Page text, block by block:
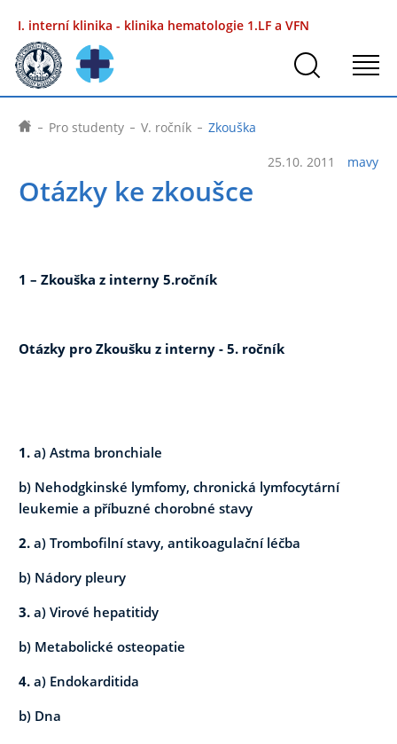
I. interní klinika - klinika hematologie 1.LF a VFN
Pro studenty V. ročník Zkouška
25.10. 2011 mavy
Otázky ke zkoušce
1 – Zkouška z interny 5.ročník
Otázky pro Zkoušku z interny - 5. ročník
1.a) Astma bronchiale
b) Nehodgkinské lymfomy, chronická lymfocytární
leukemie a příbuzné chorobné stavy
2.a) Trombofilní stavy, antikoagulační léčba
b) Nádory pleury
3.a) Virové hepatitidy
b) Metabolické osteopatie
4.a) Endokarditida
b) Dna